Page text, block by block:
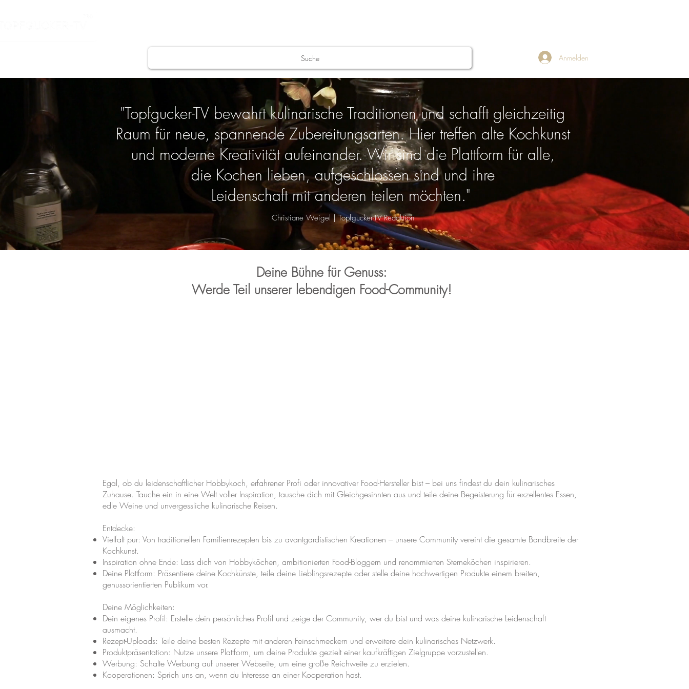
Suche Anmelden
PR & Marketing
"Topfgucker-TV bewahrt kulinarische Traditionen und schafft gleichzeitig
Raum für neue, spannende Zubereitungsarten. Hier treffen alte Kochkunst
und moderne Kreativität aufeinander. Wir sind die Plattform für alle,
die Kochen lieben, aufgeschlossen sind und ihre
Leidenschaft mit anderen teilen möchten."
Christiane Weigel | Topfgucker-TV Redaktion
Deine Bühne für Genuss:
Werde Teil unserer lebendigen Food-Community!
Egal, ob du leidenschaftlicher Hobbykoch, erfahrener Profi oder innovativer Food-Hersteller bist – bei uns findest du dein kulinarisches
Zuhause. Tauche ein in eine Welt voller Inspiration, tausche dich mit Gleichgesinnten aus und teile deine Begeisterung für exzellentes Essen,
edle Weine und unvergessliche kulinarische Reisen.
Entdecke:
Vielfalt pur: Von traditionellen Familienrezepten bis zu avantgardistischen Kreationen – unsere Community vereint die gesamte Bandbreite der
Kochkunst.
Inspiration ohne Ende: Lass dich von Hobbyköchen, ambitionierten Food-Bloggern und renommierten Sterneköchen inspirieren.
Deine Plattform: Präsentiere deine Kochkünste, teile deine Lieblingsrezepte oder stelle deine hochwertigen Produkte einem breiten,
genussorientierten Publikum vor.
Deine Möglichkeiten:
Dein eigenes Profil: Erstelle dein persönliches Profil und zeige der Community, wer du bist und was deine kulinarische Leidenschaft
ausmacht.
Rezept-Uploads: Teile deine besten Rezepte mit anderen Feinschmeckern und erweitere dein kulinarisches Netzwerk.
Produktpräsentation: Nutze unsere Plattform, um deine Produkte gezielt einer kaufkräftigen Zielgruppe vorzustellen.
Werbung: Schalte Werbung auf unserer Webseite, um eine große Reichweite zu erzielen.
Kooperationen: Sprich uns an, wenn du Interesse an einer Kooperation hast.